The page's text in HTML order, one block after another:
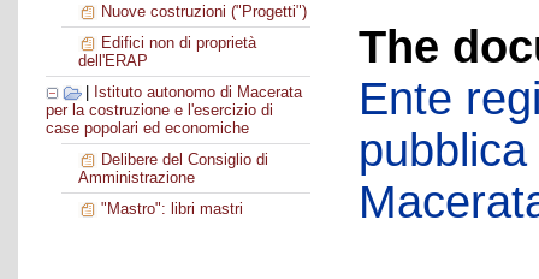
Nuove costruzioni ("Progetti")
Edifici non di proprietà
dell'ERAP
Istituto autonomo di Macerata
per la costruzione e l'esercizio di
case popolari ed economiche
Delibere del Consiglio di
Amministrazione
"Mastro": libri mastri
The
Ente